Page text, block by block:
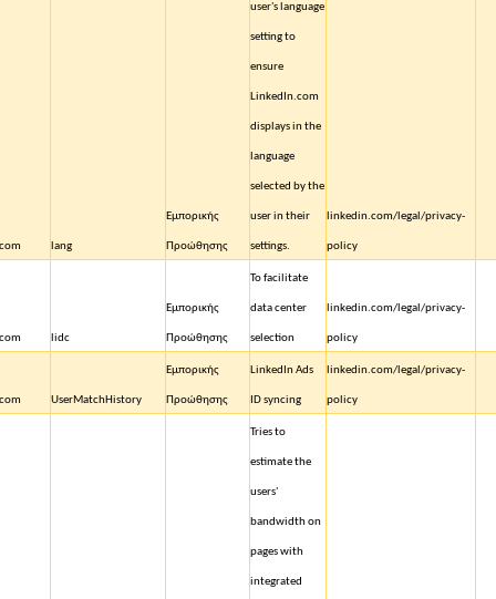
lang
Εμπορικής
Προώθησης
user's language
setting to
ensure
LinkedIn.com
displays in the
language
selected by the
user in their
settings.
linkedin.com/legal/privacy-
policy
lidc
Εμπορικής
Προώθησης
To facilitate
data center
selection
linkedin.com/legal/privacy-
policy
UserMatchHistory
Εμπορικής
Προώθησης
LinkedIn Ads
ID syncing
linkedin.com/legal/privacy-
policy
Tries to
estimate the
users'
bandwidth on
pages with
integrated